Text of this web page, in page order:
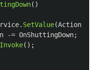
()
. SetValue(Actions
-= OnShuttingDown;
Invoke();